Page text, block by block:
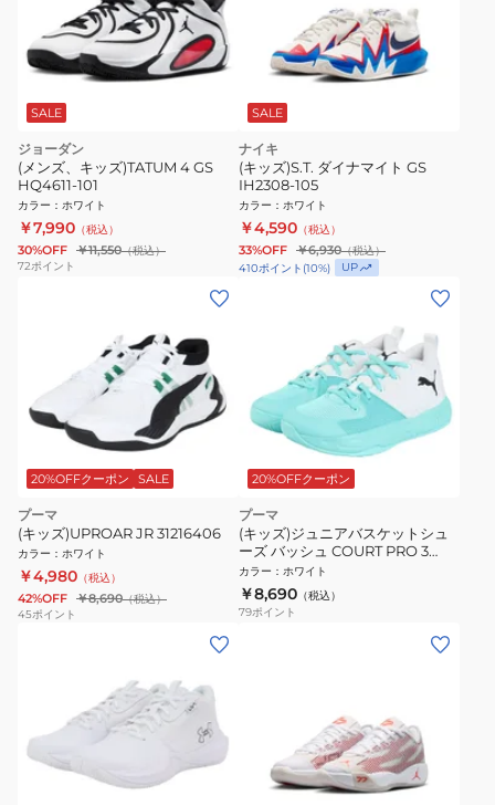
SALE
ジョーダン
(メンズ、キッズ)TATUM 4 GS
HQ4611-101
カラー ： ホワイト
￥7,990 （税込）
30%OFF ￥11,550（税込）
72ポイント
SALE
ナイキ
(キッズ)S.T. ダイナマイト GS
IH2308-105
カラー ： ホワイト
￥4,590 （税込）
33%OFF ￥6,930（税込）
410ポイント (10%) UP
20%OFFクーポン SALE
プーマ
(キッズ)UPROAR JR 31216406
カラー ： ホワイト
￥4,980 （税込）
42%OFF ￥8,690（税込）
45ポイント
20%OFFクーポン
プーマ
(キッズ)ジュニアバスケットシュ
ーズ バッシュ COURT PRO 3
31406104
カラー ： ホワイト
￥8,690 （税込）
79ポイント